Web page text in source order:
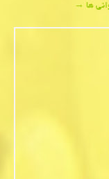
ها→